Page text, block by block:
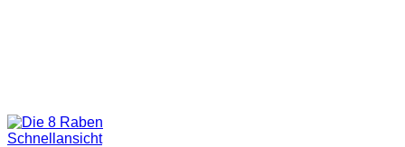
Schnellansicht